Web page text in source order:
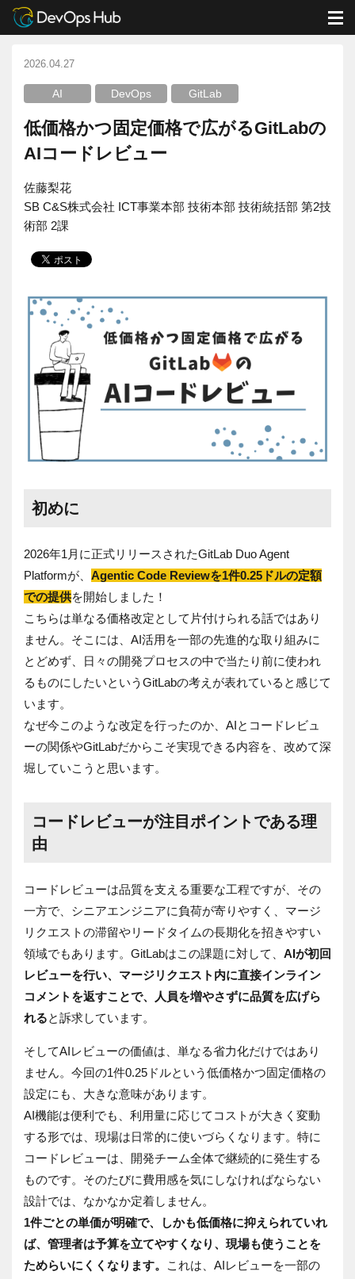
DevOps Hub ブログ GitLab 低価格かつ固定価格で広がるGitLabのAIコードレビュー
2026.04.27
AI DevOps GitLab
低価格かつ固定価格で広がるGitLabの
AIコードレビュー
佐藤梨花
SB C&S株式会社 ICT事業本部 技術本部 技術統括部 第2技
術部 2課
初めに
2026年1月に正式リリースされたGitLab Duo Agent
Platformが、 Agentic Code Reviewを1件0.25ドルの定額
での提供を開始しました！
こちらは単なる価格改定として片付けられる話ではあり
ません。そこには、AI活用を一部の先進的な取り組みに
とどめず、日々の開発プロセスの中で当たり前に使われ
るものにしたいというGitLabの考えが表れていると感じて
います。
なぜ今このような改定を行ったのか、AIとコードレビュ
ーの関係やGitLabだからこそ実現できる内容を、改めて深
堀していこうと思います。
コードレビューが注目ポイントである理
由
コードレビューは品質を支える重要な工程ですが、その
一方で、シニアエンジニアに負荷が寄りやすく、マージ
リクエストの滞留やリードタイムの長期化を招きやすい
領域でもあります。GitLabはこの課題に対して、 AIが初回
レビューを行い、マージリクエスト内に直接インライン
コメントを返すことで、人員を増やさずに品質を広げら
れると訴求しています。
そしてAIレビューの価値は、単なる省力化だけではあり
ません。今回の1件0.25ドルという低価格かつ固定価格の
設定にも、大きな意味があります。
AI機能は便利でも、利用量に応じてコストが大きく変動
する形では、現場は日常的に使いづらくなります。特に
コードレビューは、開発チーム全体で継続的に発生する
ものです。そのたびに費用感を気にしなければならない
設計では、なかなか定着しません。
1件ごとの単価が明確で、しかも低価格に抑えられていれ
ば、管理者は予算を立てやすくなり、現場も使うことを
ためらいにくくなります。
これは、AIレビューを一部の